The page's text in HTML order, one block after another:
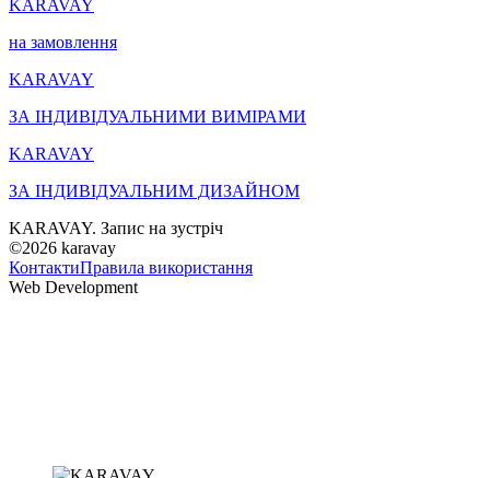
KARAVAY
на замовлення
KARAVAY
ЗА ІНДИВІДУАЛЬНИМИ ВИМІРАМИ
KARAVAY
ЗА ІНДИВІДУАЛЬНИМ ДИЗАЙНОМ
KARAVAY. Запис на зустріч
©2026 karavay
КонтактиПравила використання
Web Development